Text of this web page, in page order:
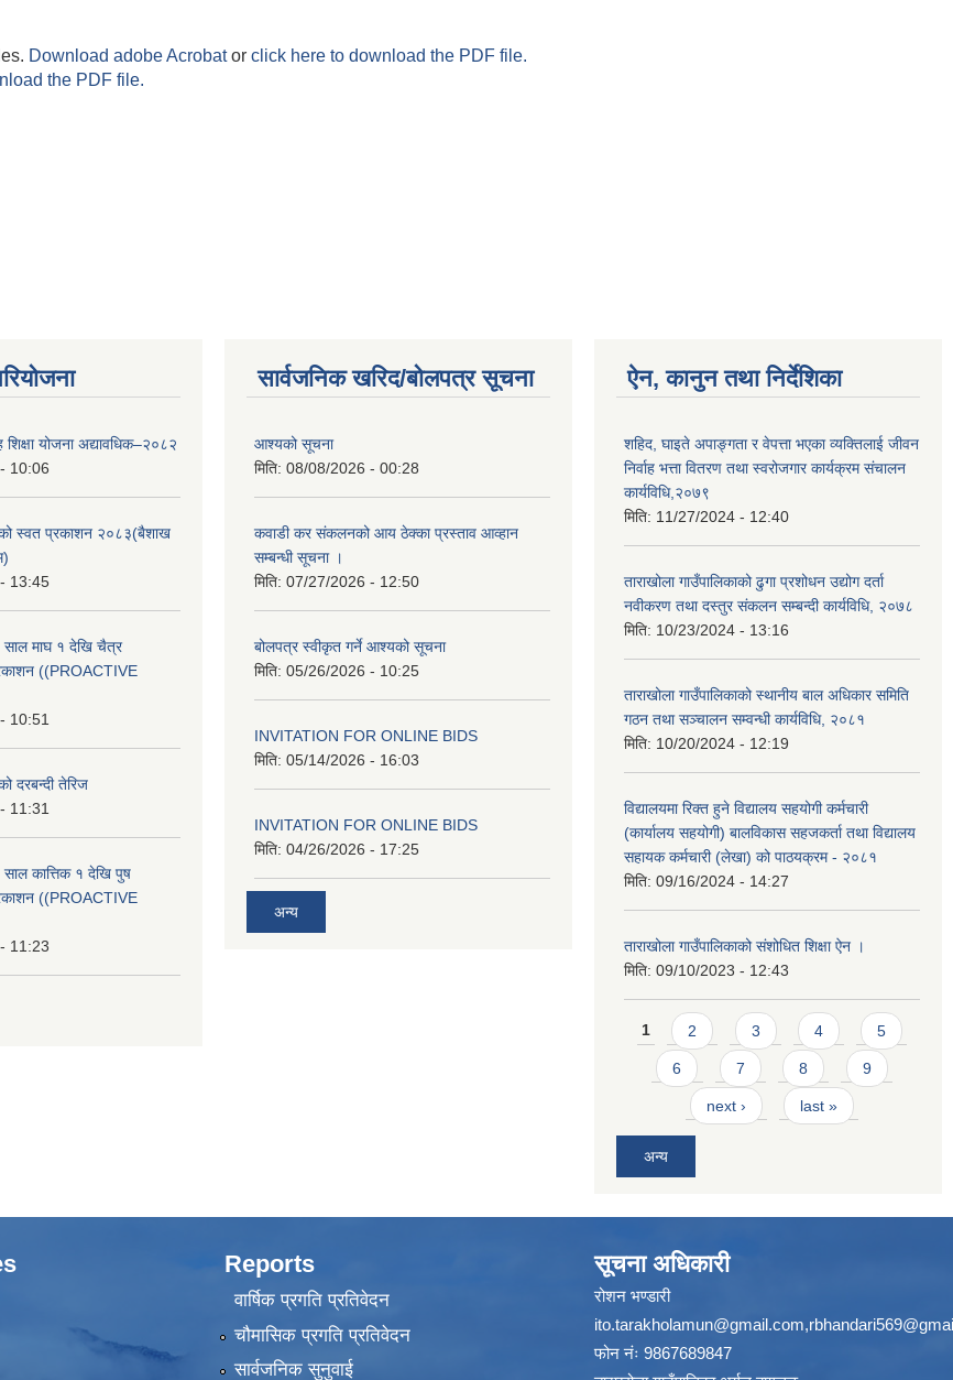
Download adobe Acrobator click here to download the PDF file.
the PDF file.
शिक्षा योजना अद्यावधिक–२०८२
10:06
स्वत प्रकाशन २०८३(बैशाख
13:45
माघ १ देखि चैत्र
((PROACTIVE
10:51
दरबन्दी तेरिज
11:31
कात्तिक १ देखि पुष
((PROACTIVE
11:23
सार्वजनिक खरिद/बोलपत्र सूचना
आश्यको सूचना
मिति: 08/08/2026 - 00:28
कवाडी कर संकलनको आय ठेक्का प्रस्ताव आव्हान
सम्बन्धी सूचना ।
मिति: 07/27/2026 - 12:50
बोलपत्र स्वीकृत गर्ने आश्यको सूचना
मिति: 05/26/2026 - 10:25
INVITATION FOR ONLINE BIDS
मिति: 05/14/2026 - 16:03
INVITATION FOR ONLINE BIDS
मिति: 04/26/2026 - 17:25
अन्य
ऐन, कानुन तथा निर्देशिका
शहिद, घाइते अपाङ्गता र वेपत्ता भएका व्यक्तिलाई जीवन
निर्वाह भत्ता वितरण तथा स्वरोजगार कार्यक्रम संचालन
कार्यविधि,२०७९
मिति: 11/27/2024 - 12:40
ताराखोला गाउँपालिकाको ढुगा प्रशोधन उद्योग दर्ता
नवीकरण तथा दस्तुर संकलन सम्बन्दी कार्यविधि, २०७८
मिति: 10/23/2024 - 13:16
ताराखोला गाउँपालिकाको स्थानीय बाल अधिकार समिति
गठन तथा सञ्चालन सम्वन्धी कार्यविधि, २०८१
मिति: 10/20/2024 - 12:19
विद्यालयमा रिक्त हुने विद्यालय सहयोगी कर्मचारी
(कार्यालय सहयोगी) बालविकास सहजकर्ता तथा विद्यालय
सहायक कर्मचारी (लेखा) को पाठयक्रम - २०८१
मिति: 09/16/2024 - 14:27
ताराखोला गाउँपालिकाको संशोधित शिक्षा ऐन ।
मिति: 09/10/2023 - 12:43
Pages
1 2 3 4 5
6 7 8 9
next › last »
अन्य
Reports
वार्षिक प्रगति प्रतिवेदन
चौमासिक प्रगति प्रतिवेदन
सार्वजनिक सुनुवाई
सूचना अधिकारी
रोशन भण्डारी
ito.tarakholamun@gmail.com,
फोन नंः 9867689847